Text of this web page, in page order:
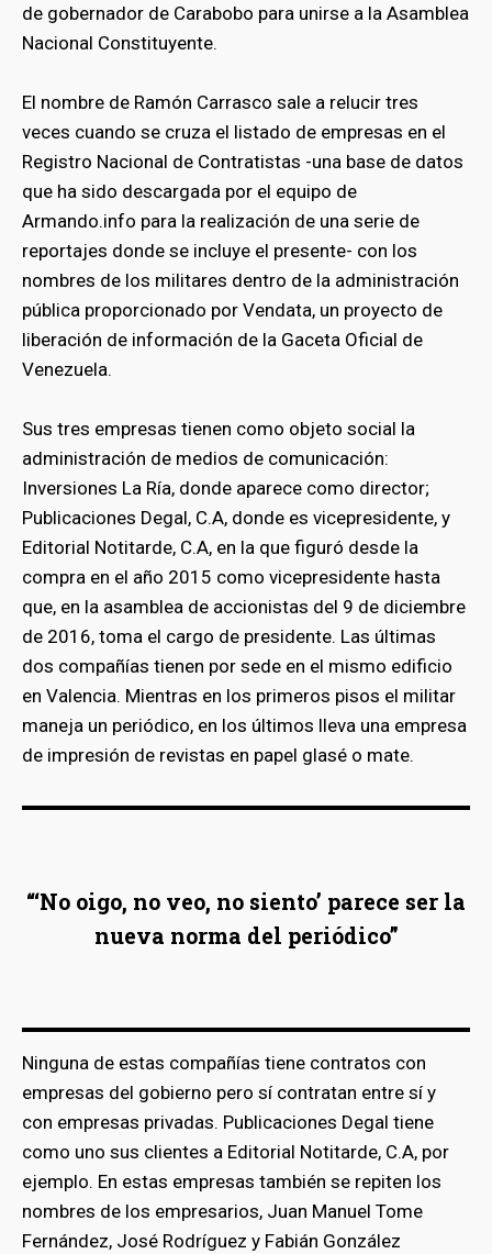
de gobernador de Carabobo para unirse a la Asamblea
Nacional Constituyente.
El nombre de Ramón Carrasco sale a relucir tres
veces cuando se cruza el listado de empresas en el
Registro Nacional de Contratistas -una base de datos
que ha sido descargada por el equipo de
Armando.info para la realización de una serie de
reportajes donde se incluye el presente- con los
nombres de los militares dentro de la administración
pública proporcionado por Vendata, un proyecto de
liberación de información de la Gaceta Oficial de
Venezuela.
Sus tres empresas tienen como objeto social la
administración de medios de comunicación:
Inversiones La Ría, donde aparece como director;
Publicaciones Degal, C.A, donde es vicepresidente, y
Editorial Notitarde, C.A, en la que figuró desde la
compra en el año 2015 como vicepresidente hasta
que, en la asamblea de accionistas del 9 de diciembre
de 2016, toma el cargo de presidente. Las últimas
dos compañías tienen por sede en el mismo edificio
en Valencia. Mientras en los primeros pisos el militar
maneja un periódico, en los últimos lleva una empresa
de impresión de revistas en papel glasé o mate.
“‘No oigo, no veo, no siento’ parece ser la
nueva norma del periódico”
Ninguna de estas compañías tiene contratos con
empresas del gobierno pero sí contratan entre sí y
con empresas privadas. Publicaciones Degal tiene
como uno sus clientes a Editorial Notitarde, C.A, por
ejemplo. En estas empresas también se repiten los
nombres de los empresarios, Juan Manuel Tome
Fernández, José Rodríguez y Fabián González